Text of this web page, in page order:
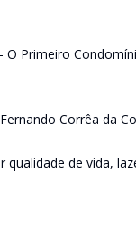
Primeiro
Corrêa da
de vida,